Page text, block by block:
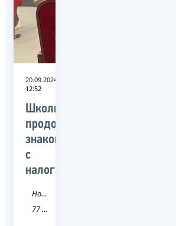
20.09.2024
12:52
Школьники
продолжают
знакомиться
с
налогами
Новость
77 город Москва